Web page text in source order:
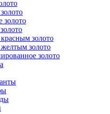
золото
золото
желтым золото
золото